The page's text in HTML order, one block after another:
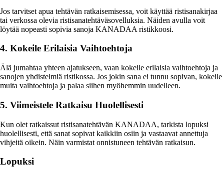
Jos tarvitset apua tehtävän ratkaisemisessa, voit käyttää ristisanakirjaa
tai verkossa olevia ristisanatehtäväsovelluksia. Näiden avulla voit
löytää nopeasti sopivia sanoja KANADAA ristikkoosi.
4. Kokeile Erilaisia Vaihtoehtoja
Älä jumahtaa yhteen ajatukseen, vaan kokeile erilaisia vaihtoehtoja ja
sanojen yhdistelmiä ristikossa. Jos jokin sana ei tunnu sopivan, kokeile
muita vaihtoehtoja ja palaa siihen myöhemmin uudelleen.
5. Viimeistele Ratkaisu Huolellisesti
Kun olet ratkaissut ristisanatehtävän KANADAA, tarkista lopuksi
huolellisesti, että sanat sopivat kaikkiin osiin ja vastaavat annettuja
vihjeitä oikein. Näin varmistat onnistuneen tehtävän ratkaisun.
Lopuksi